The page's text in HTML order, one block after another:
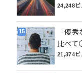
24,248ビ
「優
比べて
21,374ビ